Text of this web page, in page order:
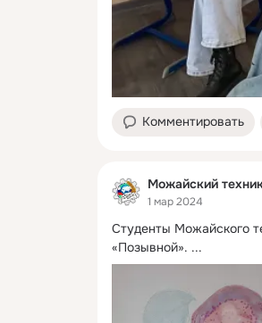
Комментировать
Можайский
1 мар 2024
Студенты Можайского
«Позывной». ...